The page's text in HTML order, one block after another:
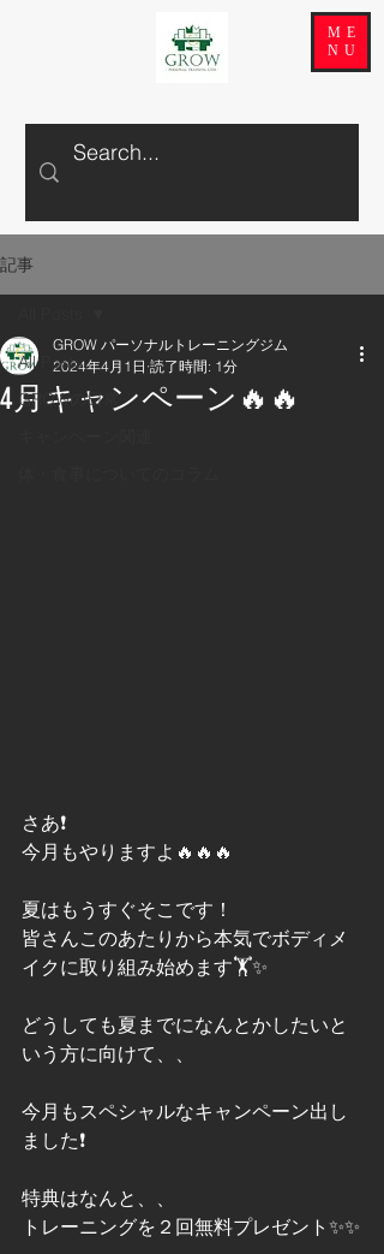
ME
NU
記事
All Posts
GROWの日常
4月キャンペーン🔥🔥
GROW パーソナルトレーニングジム
2024年4月1日 読了時間: 1分
さあ❗
今月もやりますよ🔥🔥🔥
夏はもうすぐそこです！
皆さんこのあたりから本気でボディメ
イクに取り組み始めます🏋️✨
どうしても夏までになんとかしたいと
いう方に向けて、、
今月もスペシャルなキャンペーン出し
ました❗
特典はなんと、、
トレーニングを２回無料プレゼント✨✨